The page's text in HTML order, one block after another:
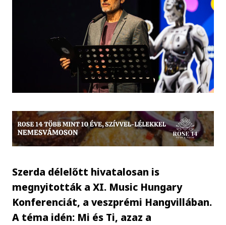
Szerda délelőtt hivatalosan is
megnyitották a XI. Music Hungary
Konferenciát, a veszprémi Hangvillában.
A téma idén: Mi és Ti, azaz a